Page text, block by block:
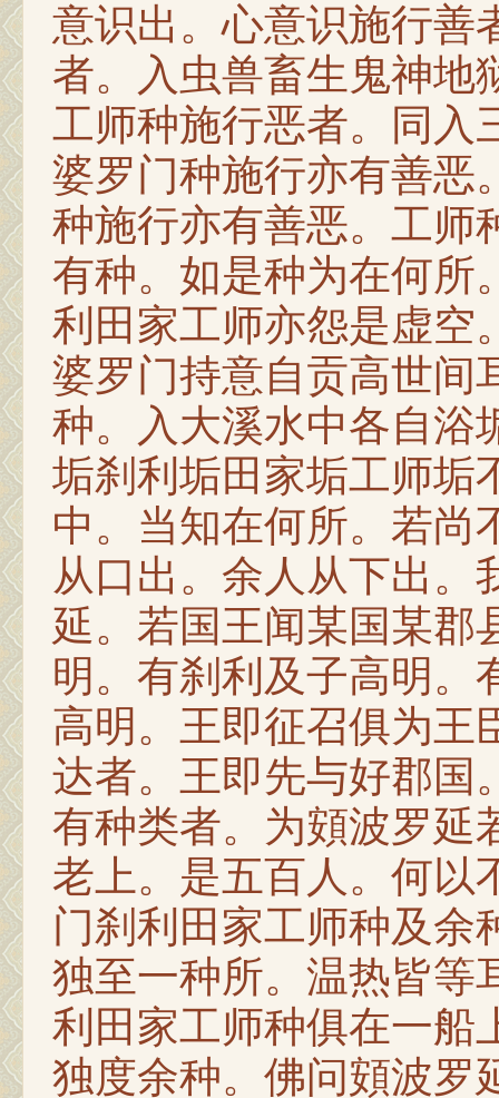
意识出。心意识施行善
者。入虫兽畜生鬼神地
工师种施行恶者。同入
婆罗门种施行亦有善恶
种施行亦有善恶。工师
有种。如是种为在何所
利田家工师亦怨是虚空
婆罗门持意自贡高世间
种。入大溪水中各自浴
垢刹利垢田家垢工师垢
中。当知在何所。若尚
从口出。余人从下出。
延。若国王闻某国某郡
明。有刹利及子高明。
高明。王即征召俱为王
达者。王即先与好郡国
有种类者。为頞波罗延
老上。是五百人。何以
门刹利田家工师种及余
独至一种所。温热皆等
利田家工师种俱在一船
独度余种。佛问頞波罗